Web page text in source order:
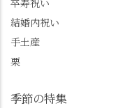
@nagaokakyo_tourism ふ
@furufuru_nagaokakyo
物価の値上がりが激し
結婚内祝い
手土産
栗
季節の特集